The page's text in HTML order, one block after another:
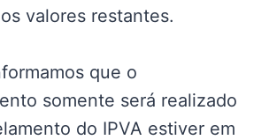
valores restantes.
que o
somente será realizado
do IPVA estiver em